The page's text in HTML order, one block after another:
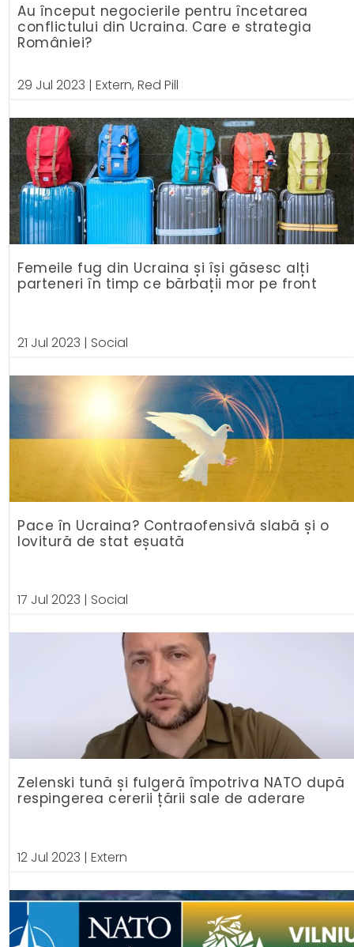
Au început negocierile pentru încetarea
conflictului din Ucraina. Care e strategia
României?
29 Jul 2023 |Extern,Red Pill
Femeile fug din Ucraina și își găsesc alți
parteneri în timp ce bărbații mor pe front
21 Jul 2023 | Social
Pace în Ucraina? Contraofensivă slabă și o
lovitură de stat eșuată
17 Jul 2023 | Social
Zelenski tună și fulgeră împotriva NATO după
respingerea cererii țării sale de aderare
12 Jul 2023 |Extern